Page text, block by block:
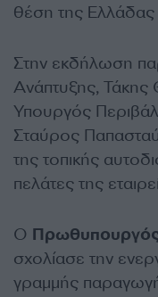
θέση της Ελλάδας
Στην εκδήλωση
Ανάπτυξης, Τάκης
Υπουργός
Σταύρος
της τοπικής
πελάτες της
Ο
σχολίασε την
γραμμής